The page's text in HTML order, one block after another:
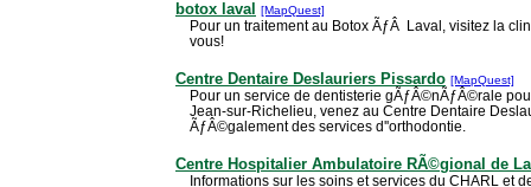
botox laval [MapQuest]
Pour un traitement au Botox ÃƒÂ Laval, visitez la
vous!
Centre Dentaire Deslauriers Pissardo [MapQuest]
Pour un service de dentisterie gÃƒÂ©nÃƒÂ©rale
Jean-sur-Richelieu, venez au Centre Dentaire
ÃƒÂ©galement des services d''orthodontie.
Centre Hospitalier Ambulatoire RÃ©gional de
Informations sur les soins et services du CHARL et